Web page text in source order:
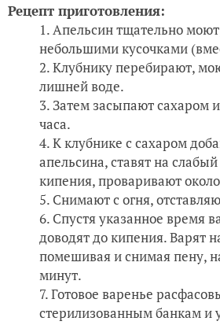
Рецепт приготовления:
Апельсин тщательно
небольшими кусочками
Клубнику перебирают,
лишней воде.
Затем засыпают сахаром
часа.
К клубнике с сахаром
апельсина, ставят на
кипения, проваривают
Снимают с огня,
Спустя указанное время
доводят до кипения. Варят
помешивая и снимая пену,
минут.
Готовое варенье
стерилизованным банкам и